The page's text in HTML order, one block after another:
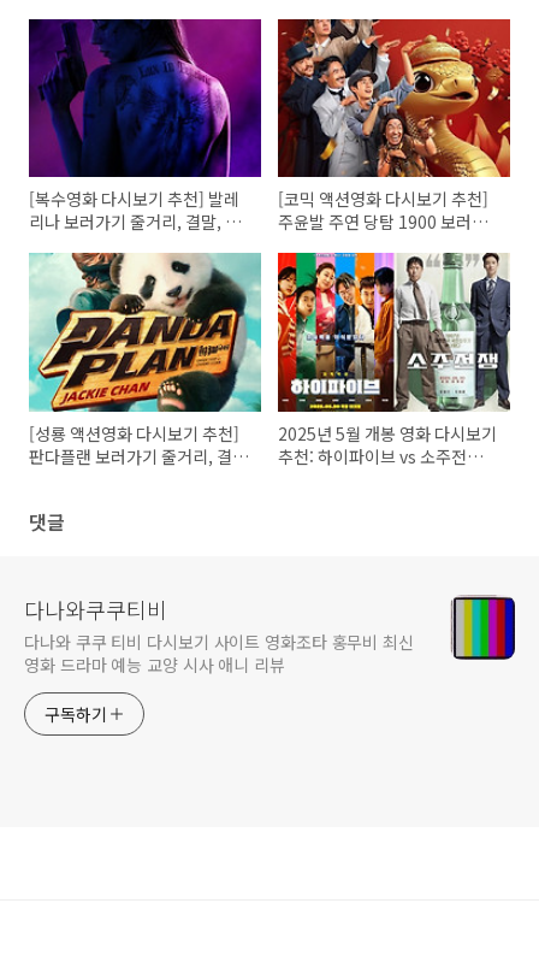
[복수영화 다시보기 추천] 발레
리나 보러가기 줄거리, 결말, 해
[코믹 액션영화 다시보기 추천]
주윤발 주연 당탐 1900 보러가
뷰 후기｜중국식 히어로물
[성룡 액션영화 다시보기 추천]
판다플랜 보러가기 줄거리, 결
2025년 5월 개봉 영화 다시보기
추천: 하이파이브 vs 소주전쟁
댓글
다나와쿠쿠티비
다나와 쿠쿠 티비 다시보기 사이트 영화조타 홍무비 최신
영화 드라마 예능 교양 시사 애니 리뷰
구독하기